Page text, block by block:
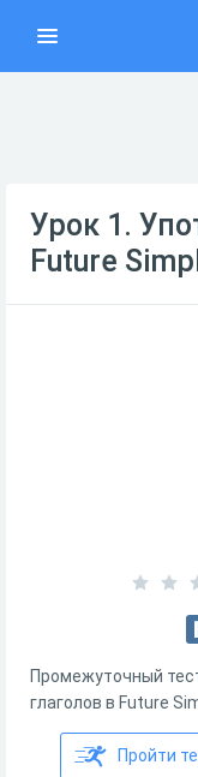
Урок 1.
Future
Промежуточный
глаголов в Future
Пройти